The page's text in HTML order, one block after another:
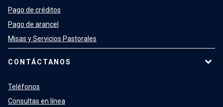
Pago de créditos
Pago de arancel
Misas y Servicios Pastorales
CONTÁCTANOS
Teléfonos
Consultas en línea